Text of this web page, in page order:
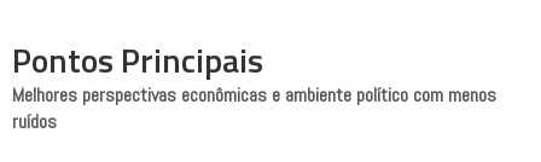
Pontos Principais
Melhores perspectivas econômicas e ambiente político com menos
ruídos